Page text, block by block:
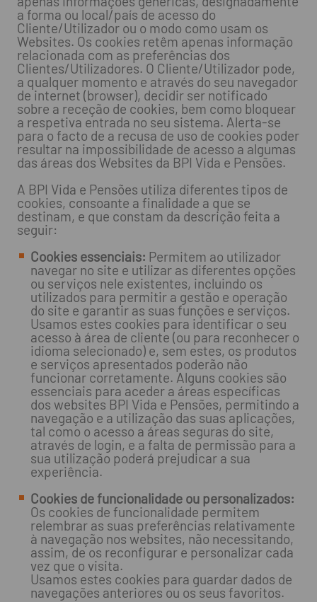
a forma ou local/país de acesso do
Cliente/Utilizador ou o modo como usam os
Websites. Os cookies retêm apenas informação
relacionada com as preferências dos
Clientes/Utilizadores. O Cliente/Utilizador pode,
a qualquer momento e através do seu navegador
de internet (browser), decidir ser notificado
sobre a receção de cookies, bem como bloquear
a respetiva entrada no seu sistema. Alerta-se
para o facto de a recusa de uso de cookies poder
resultar na impossibilidade de acesso a algumas
das áreas dos Websites da BPI Vida e Pensões.
A BPI Vida e Pensões utiliza diferentes tipos de
cookies, consoante a finalidade a que se
destinam, e que constam da descrição feita a
seguir:
Cookies essenciais: Permitem ao utilizador
navegar no site e utilizar as diferentes opções
ou serviços nele existentes, incluindo os
utilizados para permitir a gestão e operação
do site e garantir as suas funções e serviços.
Usamos estes cookies para identificar o seu
acesso à área de cliente (ou para reconhecer o
idioma selecionado) e, sem estes, os produtos
e serviços apresentados poderão não
funcionar corretamente. Alguns cookies são
essenciais para aceder a áreas específicas
dos websites BPI Vida e Pensões, permitindo a
navegação e a utilização das suas aplicações,
tal como o acesso a áreas seguras do site,
através de login, e a falta de permissão para a
sua utilização poderá prejudicar a sua
experiência.
Cookies de funcionalidade ou personalizados:
Os cookies de funcionalidade permitem
relembrar as suas preferências relativamente
à navegação nos websites, não necessitando,
assim, de os reconfigurar e personalizar cada
vez que o visita.
Usamos estes cookies para guardar dados de
navegações anteriores ou os seus favoritos.